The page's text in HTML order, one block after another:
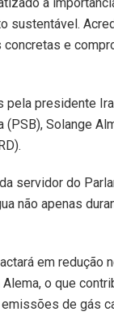
sustentável.
e
presidente
Solange
servidor do
não apenas
em redução
o que
de gás